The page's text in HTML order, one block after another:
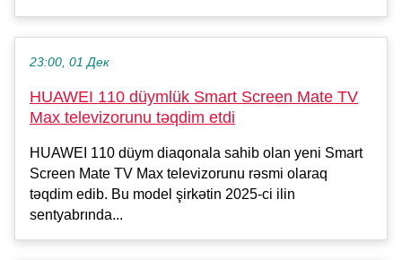
23:00, 01 Дек
HUAWEI 110 düymlük Smart Screen Mate TV
Max televizorunu təqdim etdi
HUAWEI 110 düym diaqonala sahib olan yeni Smart
Screen Mate TV Max televizorunu rəsmi olaraq
təqdim edib. Bu model şirkətin 2025-ci ilin
sentyabrında...